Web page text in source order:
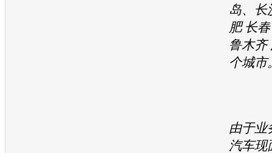
岛、长
肥 长
鲁木齐
个城市
由于业
汽车现